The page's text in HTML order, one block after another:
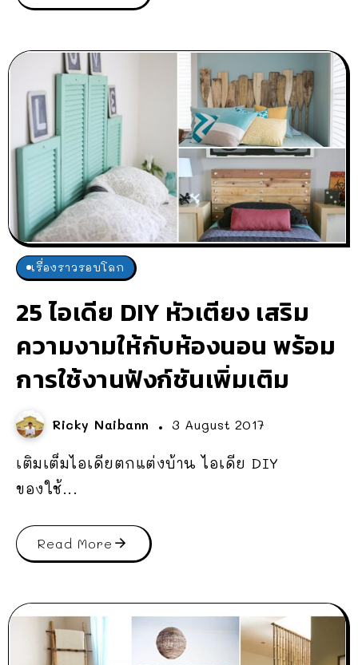
เรื่องราวรอบโลก
25 ไอเดีย DIY หัวเตียง เสริม
ความงามให้กับห้องนอน พร้อม
การใช้งานฟังก์ชันเพิ่มเติม
Ricky Naibann 3 August 2017
เติมเต็มไอเดียตกแต่งบ้าน ไอเดีย DIY
ของใช้...
Read More